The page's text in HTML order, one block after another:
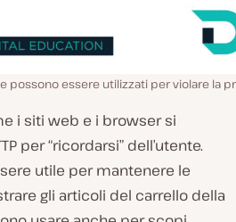
possono essere utilizzati per violare la
i siti web e i browser si
per “ricordarsi” dell’utente.
utile per mantenere le
gli articoli del carrello della